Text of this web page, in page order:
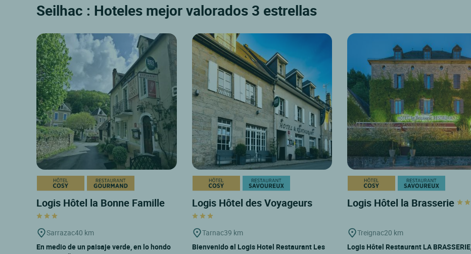
Seilhac : Hoteles mejor valorados 3 estrellas
Logis Hôtel la Bonne Famille
Sarrazac40 km
En medio de un paisaje verde, en lo hondo
Logis Hôtel des Voyageurs
Tarnac39 km
Bienvenido al Logis Hotel Restaurant Les
Logis Hôtel la Brasserie
Treignac20 km
Logis Hôtel Restaurant LA BRASSERIE,